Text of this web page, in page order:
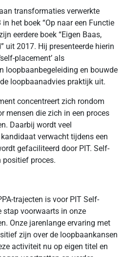
transformaties verwerkte
het boek “Op naar een Functie
eerdere boek “Eigen Baas,
uit 2017. Hij presenteerde hierin
placement’ als
loopbaanbegeleiding en bouwde
loopbaanadvies praktijk uit.
concentreert zich rondom
mensen die zich in een proces
Daarbij wordt veel
verwacht tijdens een
gefaciliteerd door PIT. Self-
positief proces.
trajecten is voor PIT Self-
stap voorwaarts in onze
Onze jarenlange ervaring met
zijn over de loopbaankansen
activiteit nu op eigen titel en